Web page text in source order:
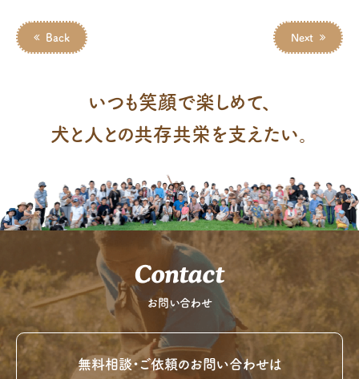
Back Next
いつも笑顔で楽しめて、
犬と人との共存共栄を支えたい。
Contact
お問い合わせ
無料相談・ご依頼のお問い合わせは